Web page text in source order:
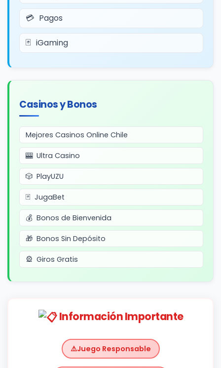
Pagos
iGaming
Casinos y Bonos
Mejores Casinos Online Chile
Ultra Casino
PlayUZU
JugaBet
Bonos de Bienvenida
Bonos Sin Depósito
Giros Gratis
Información Importante
Juego Responsable